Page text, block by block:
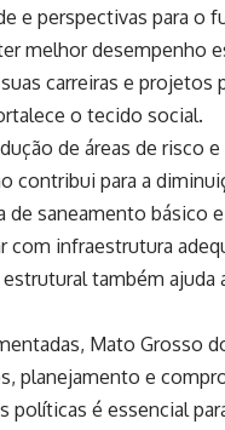
e perspectivas para o
melhor desempenho
carreiras e
o tecido social.
de áreas de risco
contribui para a
saneamento básico
com infraestrutura
também
Mato Grosso
planejamento e
políticas é essencial